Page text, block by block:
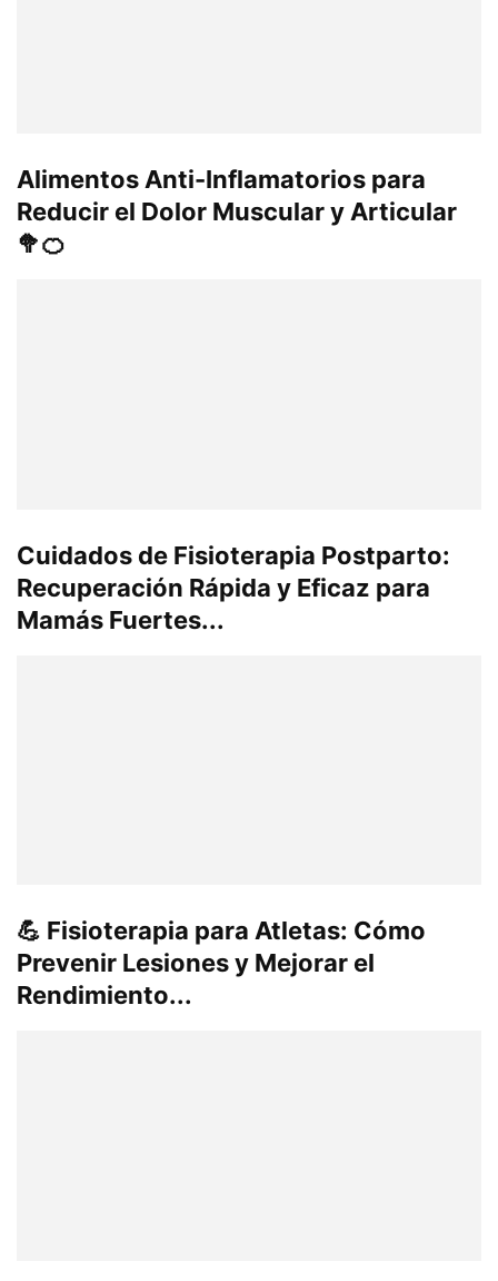
Alimentos Anti-Inflamatorios para
Reducir el Dolor Muscular y Articular
🥦🍊
Cuidados de Fisioterapia Postparto:
Recuperación Rápida y Eficaz para
Mamás Fuertes...
💪 Fisioterapia para Atletas: Cómo
Prevenir Lesiones y Mejorar el
Rendimiento...